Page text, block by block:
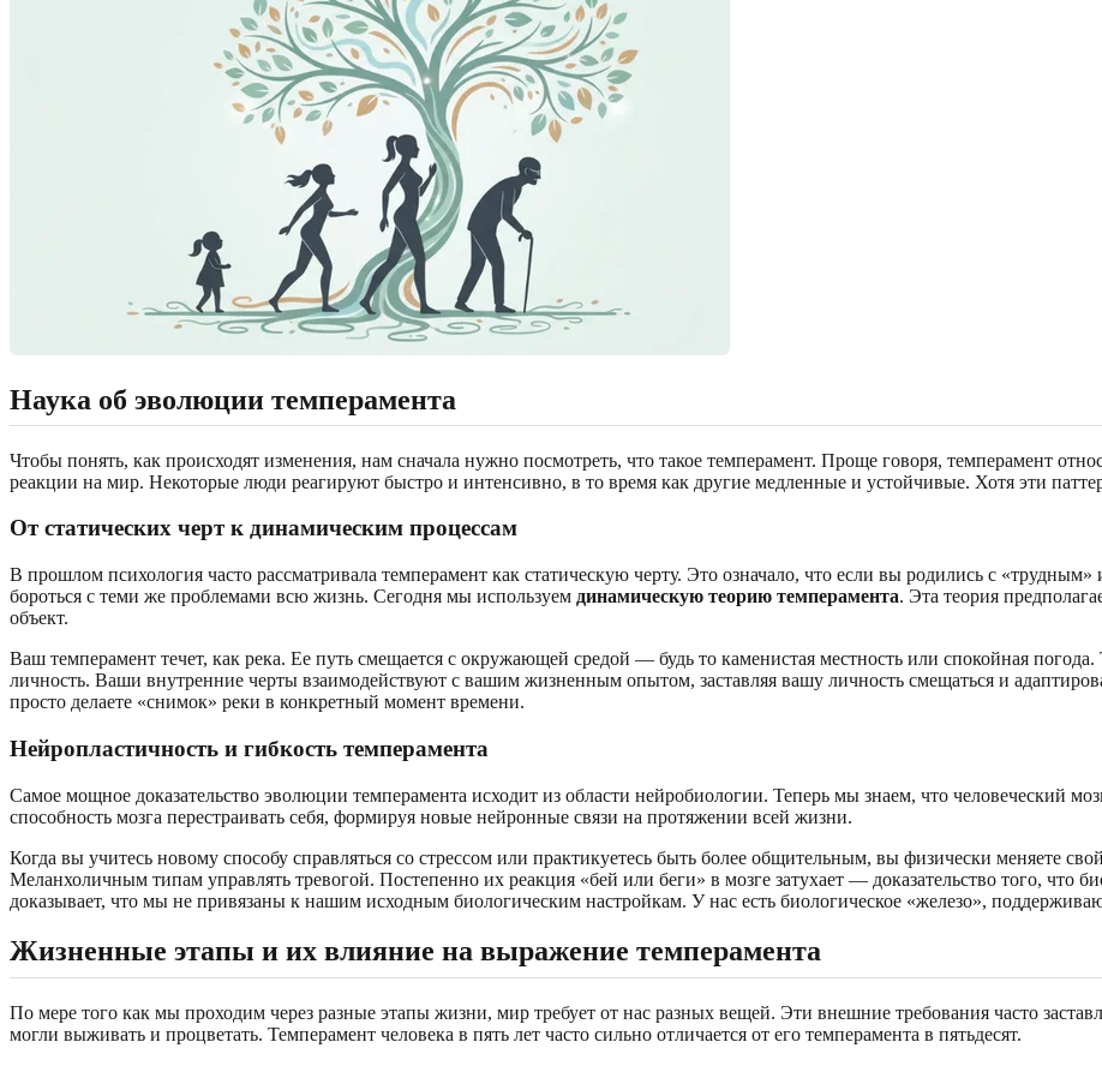
Наука об эволюции темперамента
Чтобы понять, как происходят изменения, нам сначала нужно посмотреть, что такое темперамент. Проще говоря, темперамент
реакции на мир. Некоторые люди реагируют быстро и интенсивно, в то время как другие медленные и устойчивые. Хотя эти
От статических черт к динамическим процессам
В прошлом психология часто рассматривала темперамент как статическую черту. Это означало, что если вы родились с
бороться с теми же проблемами всю жизнь. Сегодня мы используем динамическую теорию темперамента. Эта теория
объект.
Ваш темперамент течет, как река. Ее путь смещается с окружающей средой — будь то каменистая местность или спокойная
личность. Ваши внутренние черты взаимодействуют с вашим жизненным опытом, заставляя вашу личность смещаться и
просто делаете «снимок» реки в конкретный момент времени.
Нейропластичность и гибкость темперамента
Самое мощное доказательство эволюции темперамента исходит из области нейробиологии. Теперь мы знаем, что человеческий
способность мозга перестраивать себя, формируя новые нейронные связи на протяжении всей жизни.
Когда вы учитесь новому способу справляться со стрессом или практикуетесь быть более общительным, вы физически меняете
Меланхоличным типам управлять тревогой. Постепенно их реакция «бей или беги» в мозге затухает — доказательство того, что
доказывает, что мы не привязаны к нашим исходным биологическим настройкам. У нас есть биологическое «железо»,
Жизненные этапы и их влияние на выражение темперамента
По мере того как мы проходим через разные этапы жизни, мир требует от нас разных вещей. Эти внешние требования часто
могли выживать и процветать. Темперамент человека в пять лет часто сильно отличается от его темперамента в пятьдесят.